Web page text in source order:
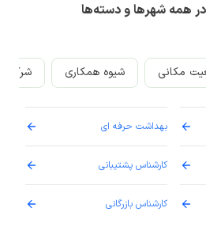
همه شهرها و دسته‌ها
مکانی شیوه همکاری
بهداشت حرفه ای
کارشناس پشتیبانی
کارشناس بازرگانی